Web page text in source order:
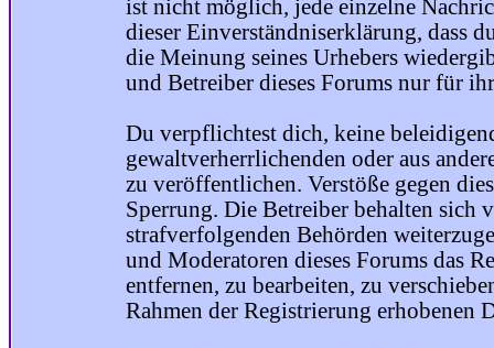
ist nicht möglich, jede einzelne
dieser Einverständniserklärung, dass
die Meinung seines Urhebers
und Betreiber dieses Forums nur für
Du verpflichtest dich, keine
gewaltverherrlichenden oder aus
zu veröffentlichen. Verstöße gegen
Sperrung. Die Betreiber behalten sich
strafverfolgenden Behörden
und Moderatoren dieses Forums das
entfernen, zu bearbeiten, zu
Rahmen der Registrierung erhobenen